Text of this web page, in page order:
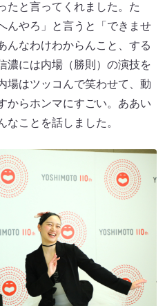
たと言ってくれました。た
んやろ」と言うと「できませ
んなわけわからんこと、する
濃には内場（勝則）の演技を
場はツッコんで笑わせて、動
からホンマにすごい。ああい
なことを話しました。